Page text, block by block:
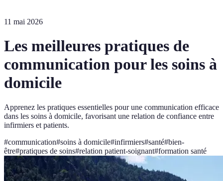
11 mai 2026
Les meilleures pratiques de
communication pour les soins à
domicile
Apprenez les pratiques essentielles pour une communication efficace
dans les soins à domicile, favorisant une relation de confiance entre
infirmiers et patients.
#communication#soins à domicile#infirmiers#santé#bien-
être#pratiques de soins#relation patient-soignant#formation santé